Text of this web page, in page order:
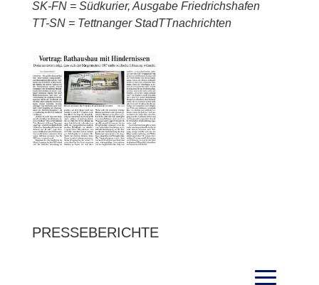
SK-FN = Südkurier, Ausgabe Friedrichshafen
TT-SN = Tettnanger StadTTnachrichten
PRESSEBERICHTE